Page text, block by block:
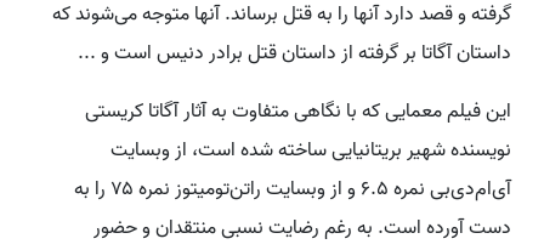
گرفته و قصد دارد آنها را به قتل برساند. آنها متوجه می‌شوند که
داستان آگاتا بر گرفته از داستان قتل برادر دنیس است و ...
این فیلم معمایی که با نگاهی متفاوت به آثار آگاتا کریستی
نویسنده شهیر بریتانیایی ساخته شده است، از وبسایت
آی‌ام‌دی‌بی نمره ۶.۵ و از وبسایت راتن‌تومیتوز نمره ۷۵ را به
دست آورده است. به رغم رضایت نسبی منتقدان و حضور